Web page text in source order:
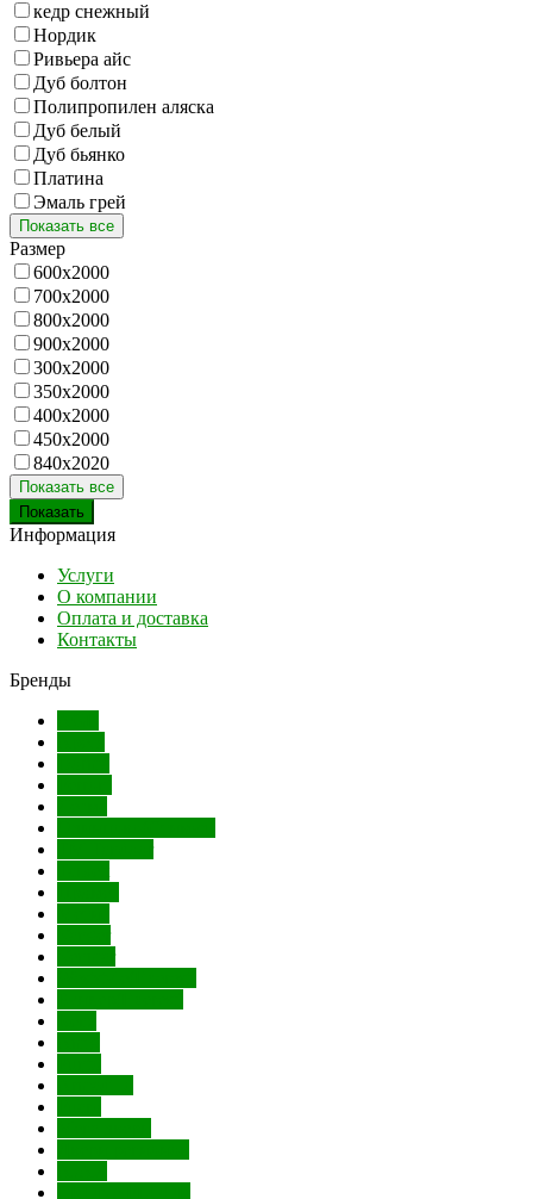
кедр снежный
Нордик
Ривьера айс
Дуб болтон
Полипропилен аляска
Дуб белый
Дуб бьянко
Платина
Эмаль грей
Показать все
Размер
600х2000
700х2000
800х2000
900х2000
300х2000
350х2000
400х2000
450х2000
840х2020
Показать все
Информация
Услуги
О компании
Оплата и доставка
Контакты
Бренды